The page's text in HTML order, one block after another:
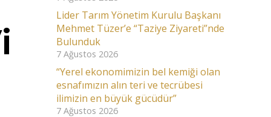
Lider Tarım Yönetim Kurulu Başkanı
Mehmet Tüzer’e “Taziye Ziyareti”nde
Bulunduk
7 Ağustos 2026
“Yerel ekonomimizin bel kemiği olan
esnafımızın alın teri ve tecrübesi
ilimizin en büyük gücüdür”
7 Ağustos 2026